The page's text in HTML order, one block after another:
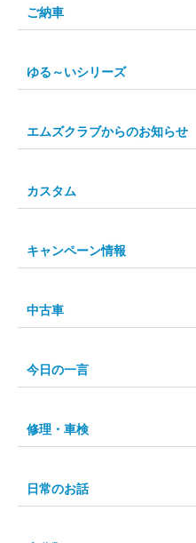
ご納車
ゆる～いシリーズ
エムズクラブからのお知らせ
カスタム
キャンペーン情報
中古車
今日の一言
修理・車検
日常のお話